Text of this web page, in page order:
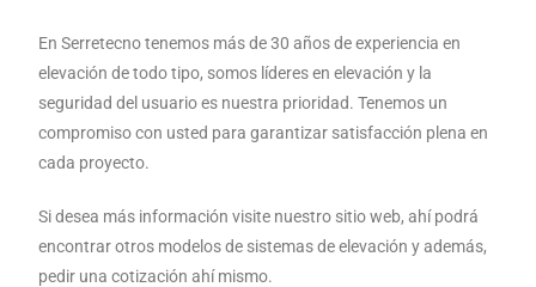
En Serretecno tenemos más de 30 años de experiencia en
elevación de todo tipo, somos líderes en elevación y la
seguridad del usuario es nuestra prioridad. Tenemos un
compromiso con usted para garantizar satisfacción plena en
cada proyecto.
Si desea más información visite nuestro sitio web, ahí podrá
encontrar otros modelos de sistemas de elevación y además,
pedir una cotización ahí mismo.